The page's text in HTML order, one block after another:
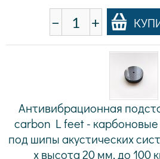
− +
Антивибрационная
carbon L feet - карбоновые
под шипы акустических
х высота 20 мм, до 100